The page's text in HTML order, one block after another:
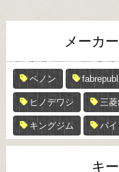
メーカ
ペノン
ヒノデワシ 三
キングジム パ
キ